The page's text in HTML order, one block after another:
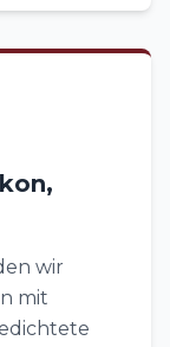
wir
mit